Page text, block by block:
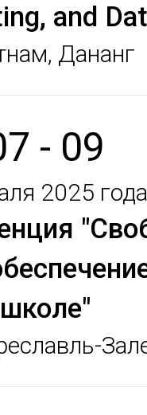
and
Дананг
- 09
2025 года
школе"